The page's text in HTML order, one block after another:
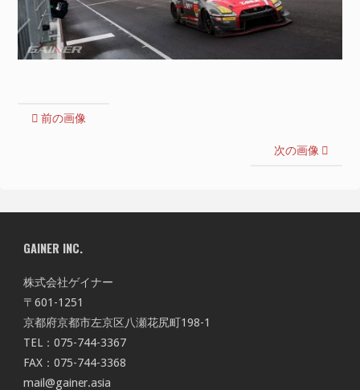
前の画像
次の画像
GAINER INC.
株式会社ゲイナー
〒601-1251
京都府京都市左京区八瀬花尻町198-1
TEL：075-744-3367
FAX：075-744-3368
mail@gainer.asia